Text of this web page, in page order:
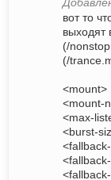
вот то
выходят
(/
(/
<mount>
<mount-
<max-
<burst-